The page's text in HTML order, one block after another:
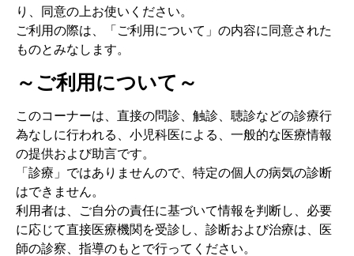
り、同意の上お使いください。
ご利用の際は、「ご利用について」の内容に同意された
ものとみなします。
～ご利用について～
このコーナーは、直接の問診、触診、聴診などの診療行
為なしに行われる、小児科医による、一般的な医療情報
の提供および助言です。
「診療」ではありませんので、特定の個人の病気の診断
はできません。
利用者は、ご自分の責任に基づいて情報を判断し、必要
に応じて直接医療機関を受診し、診断および治療は、医
師の診察、指導のもとで行ってください。